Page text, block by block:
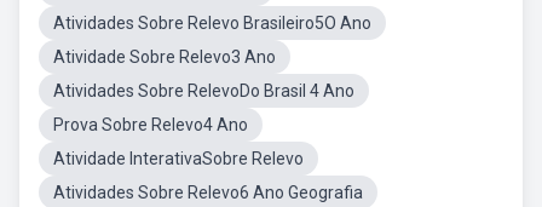
Atividades Sobre Relevo Brasileiro5O Ano
Atividade Sobre Relevo3 Ano
Atividades Sobre RelevoDo Brasil 4 Ano
Prova Sobre Relevo4 Ano
Atividade InterativaSobre Relevo
Atividades Sobre Relevo6 Ano Geografia